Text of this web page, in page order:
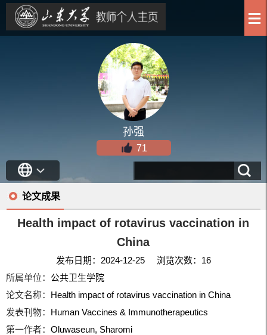
孙强
71
论文成果
Health impact of rotavirus vaccination in
China
发布日期：2024-12-25 浏览次数： 16
所属单位： 公共卫生学院
论文名称： Health impact of rotavirus vaccination in China
发表刊物： Human Vaccines & Immunotherapeutics
第一作者：Oluwaseun, Sharomi